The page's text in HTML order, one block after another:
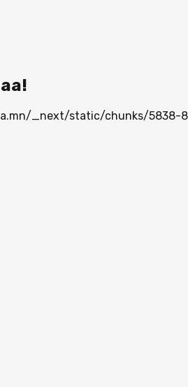
_next/static/chunks/5838-